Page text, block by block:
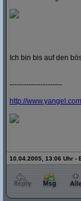
Ich bin bis auf den
----------------------
http://www.yangel.com
10.04.2005, 13:06 Uhr -